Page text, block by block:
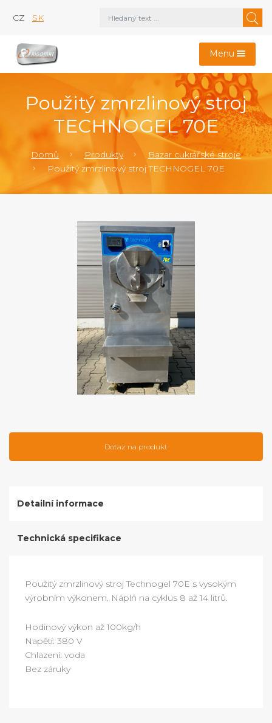
CZ SK
Menu
Použitý zmrzlinový stroj
TECHNOGEL 70E
Domů Produkty
Bazar cukrářské stroje
Použitý zmrzlinový stroj TECHNOGEL 70E
Dotaz na produkt
Detailní informace
Technická specifikace
Použitý zmrzlinový stroj Technogel 70E s vysokým
výrobním výkonem. Náplň na cyklus 8 až 14 litrů.
Hodinový výkon až 100kg/h
Napětí: 380 V
Chlazení: voda
Bez záruky